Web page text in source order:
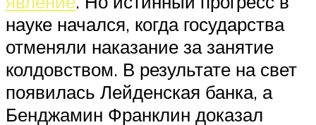
науке начался, когда государства
отменяли наказание за занятие
колдовством. В результате на свет
появилась Лейденская банка, а
Бенджамин Франклин доказал